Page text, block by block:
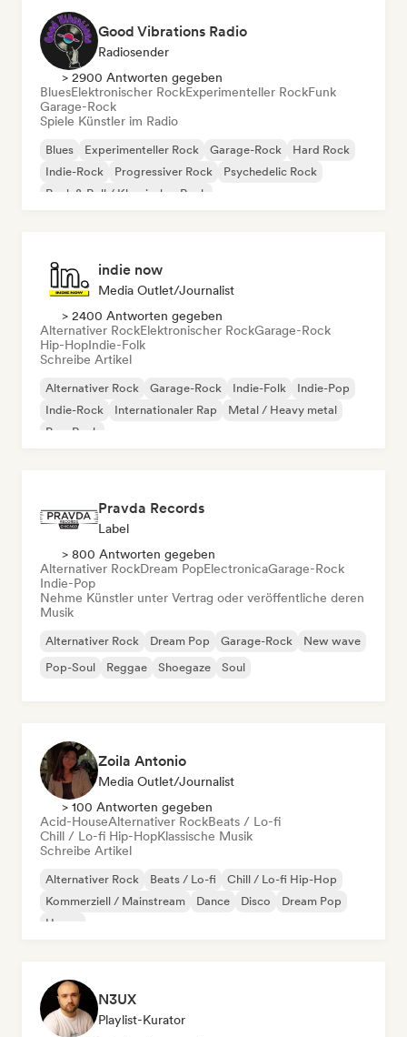
Good Vibrations Radio
Radiosender
> 2900 Antworten gegeben
BluesElektronischer RockExperimenteller RockFunk
Garage-Rock
Spiele Künstler im Radio
Blues Experimenteller Rock Garage-Rock
Hard Rock
Indie-Rock
Progressiver Rock
Psychedelic Rock
Rock & Roll / Klassischer Rock
indie now
Media Outlet/Journalist
> 2400 Antworten gegeben
Alternativer RockElektronischer RockGarage-Rock
Hip-HopIndie-Folk
Schreibe Artikel
Alternativer Rock Garage-Rock Indie-Folk
Indie-Pop
Indie-Rock
Internationaler Rap
Metal / Heavy metal
Pop-Rock
Pravda Records
Label
> 800 Antworten gegeben
Alternativer RockDream PopElectronicaGarage-Rock
Indie-Pop
Nehme Künstler unter Vertrag oder veröffentliche deren
Musik
Alternativer Rock Dream Pop Garage-Rock
New wave
Pop-Soul
Reggae Shoegaze Soul
Zoila Antonio
Media Outlet/Journalist
> 100 Antworten gegeben
Acid-HouseAlternativer RockBeats / Lo-fi
Chill / Lo-fi Hip-HopKlassische Musik
Schreibe Artikel
Alternativer Rock Beats / Lo-fi
Chill / Lo-fi Hip-Hop
Kommerziell / Mainstream
Dance Disco
Dream Pop
House
N3UX
Playlist-Kurator